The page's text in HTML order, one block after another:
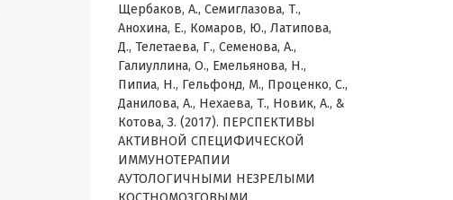
Щербаков, А., Семиглазова, Т.,
Анохина, Е., Комаров, Ю., Латипова,
Д., Телетаева, Г., Семенова, А.,
Галиуллина, О., Емельянова, Н.,
Пипиа, Н., Гельфонд, М., Проценко, С.,
Данилова, А., Нехаева, Т., Новик, А., &
Котова, З. (2017). ПЕРСПЕКТИВЫ
АКТИВНОЙ СПЕЦИФИЧЕСКОЙ
ИММУНОТЕРАПИИ
АУТОЛОГИЧНЫМИ НЕЗРЕЛЫМИ